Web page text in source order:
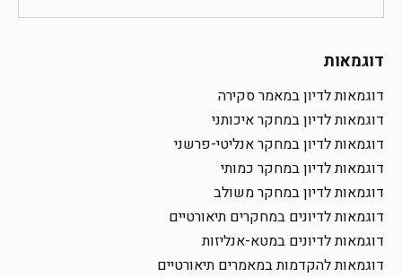
דוגמאות
דוגמאות לדיון במאמר סקירה
דוגמאות לדיון במחקר איכותני
דוגמאות לדיון במחקר אנליטי-פרשני
דוגמאות לדיון במחקר כמותי
דוגמאות לדיון במחקר משולב
דוגמאות לדיונים במחקרים תיאורטיים
דוגמאות לדיונים במטא-אנליזות
דוגמאות להקדמות במאמרים תיאורטיים